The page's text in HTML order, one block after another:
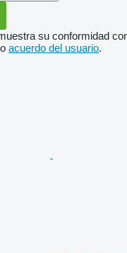
su conformidad
acuerdo del usuario.